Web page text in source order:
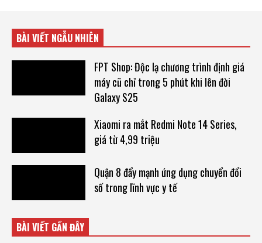
BÀI VIẾT NGẪU NHIÊN
FPT Shop: Độc lạ chương trình định giá
máy cũ chỉ trong 5 phút khi lên đời
Galaxy S25
Xiaomi ra mắt Redmi Note 14 Series,
giá từ 4,99 triệu
Quận 8 đẩy mạnh ứng dụng chuyển đổi
số trong lĩnh vực y tế
BÀI VIẾT GẦN ĐÂY